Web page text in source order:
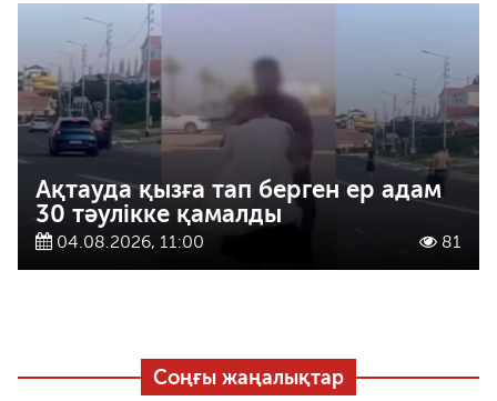
Ақтауда қызға тап берген ер адам
30 тәулікке қамалды
04.08.2026, 11:00 81
Соңғы жаңалықтар